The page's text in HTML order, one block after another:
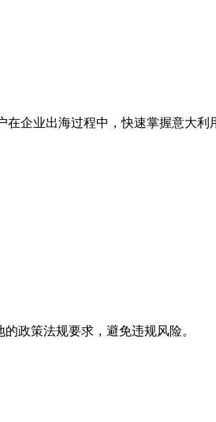
企业出海过程中，快速掌握意大利
政策法规要求，避免违规风险。